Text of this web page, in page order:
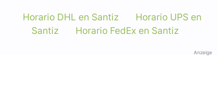
Horario DHL en Santiz
Horario UPS en
Santiz
Horario FedEx en Santiz
Anzeige